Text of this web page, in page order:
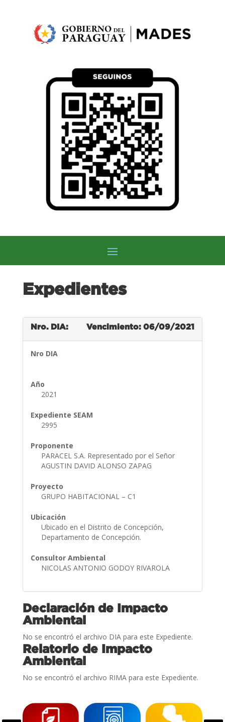
Expedientes
Nro. DIA: Vencimiento: 06/09/2021
Nro DIA
Año
2021
Expediente SEAM
2995
Proponente
PARACEL S.A. Representado por el Señor
AGUSTIN DAVID ALONSO ZAPAG
Proyecto
GRUPO HABITACIONAL – C1
Ubicación
Ubicado en el Distrito de Concepción,
Departamento de Concepción.
Consultor Ambiental
NICOLAS ANTONIO GODOY RIVAROLA
Declaración de Impacto
Ambiental
No se encontró el archivo DIA para este Expediente.
Relatorio de Impacto
Ambiental
No se encontró el archivo RIMA para este Expediente.